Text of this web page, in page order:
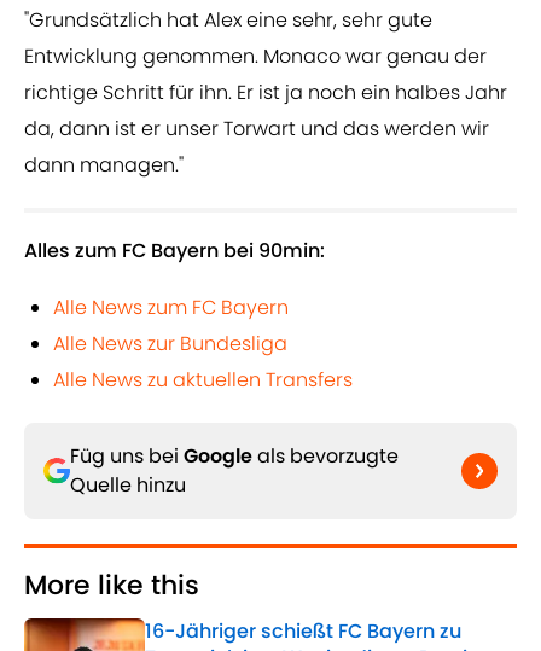
"Grundsätzlich hat Alex eine sehr, sehr gute
Entwicklung genommen. Monaco war genau der
richtige Schritt für ihn. Er ist ja noch ein halbes Jahr
da, dann ist er unser Torwart und das werden wir
dann managen."
Alles zum FC Bayern bei 90min:
Alle News zum FC Bayern
Alle News zur Bundesliga
Alle News zu aktuellen Transfers
Füg uns bei Googleals bevorzugte
Quelle hinzu
More like this
16-Jähriger schießt FC Bayern zu